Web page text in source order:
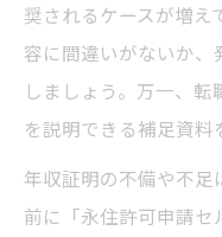
奨されるケースが増え
容に間違いがないか
しましょう。万一、
を説明できる補足資料
年収証明の不備や不足
前に「永住許可申請